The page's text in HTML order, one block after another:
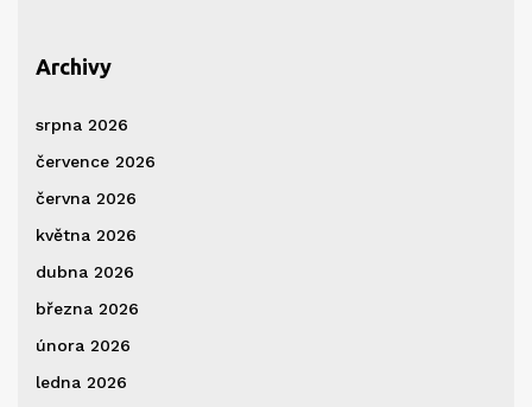
Archivy
srpna 2026
července 2026
června 2026
května 2026
dubna 2026
března 2026
února 2026
ledna 2026